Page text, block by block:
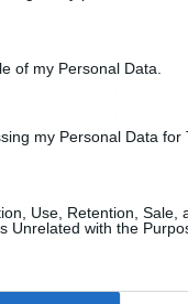
of my Personal Data.
my Personal Data for
Use, Retention, Sale,
Unrelated with the
adaptan a
de líneas
de energía en
de calor.